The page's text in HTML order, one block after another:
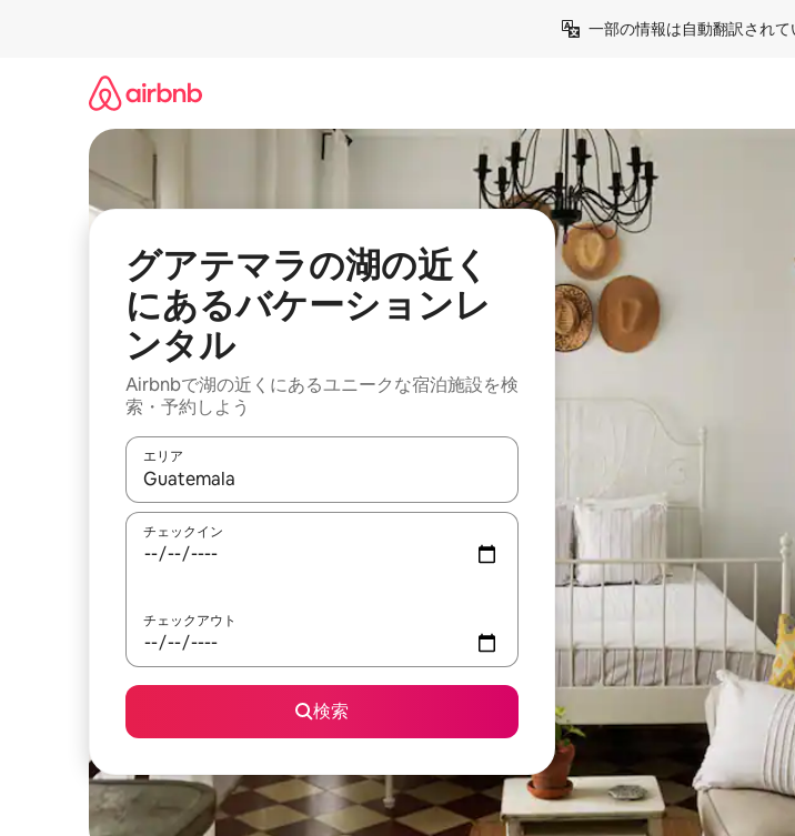
一部の情報は自動翻訳されて
グアテマラの湖の近く
にあるバケーションレ
ンタル
Airbnbで湖の近くにあるユニークな宿泊施設を検
索・予約しよう
エリア
検索結果が表示されたら、上下の矢印キーを使って移動するか、画面をタッチまたはスワイ
チェックイン
チェックアウト
検索